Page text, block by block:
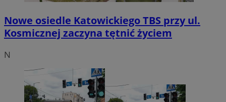
Nowe osiedle Katowickiego TBS przy ul.
Kosmicznej zaczyna tętnić życiem
N